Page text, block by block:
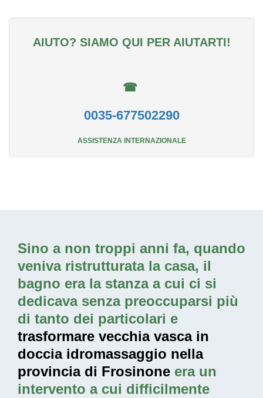
AIUTO? SIAMO QUI PER AIUTARTI!
☎
0035-677502290
ASSISTENZA INTERNAZIONALE
Sino a non troppi anni fa, quando
veniva ristrutturata la casa, il
bagno era la stanza a cui ci si
dedicava senza preoccuparsi più
di tanto dei particolari e
trasformare vecchia vasca in
doccia idromassaggio nella
provincia di Frosinone era un
intervento a cui difficilmente